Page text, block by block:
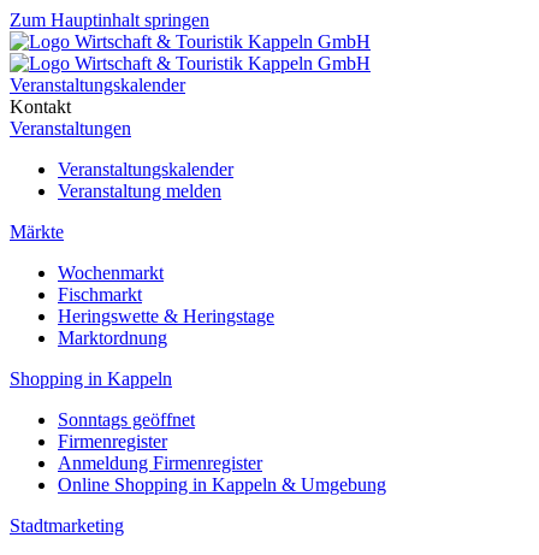
Zum Hauptinhalt springen
Veranstaltungskalender
Kontakt
Veranstaltungen
Veranstaltungskalender
Veranstaltung melden
Märkte
Wochenmarkt
Fischmarkt
Heringswette & Heringstage
Marktordnung
Shopping in Kappeln
Sonntags geöffnet
Firmenregister
Anmeldung Firmenregister
Online Shopping in Kappeln & Umgebung
Stadtmarketing